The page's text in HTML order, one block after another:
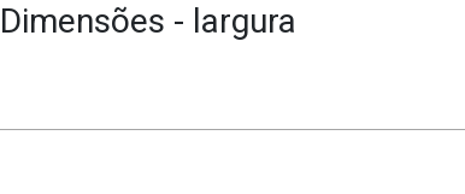
Dimensões - largura